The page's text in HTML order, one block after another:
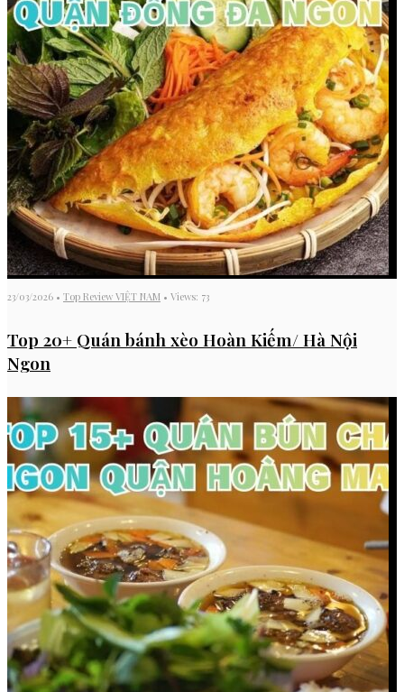
23/03/2026 • Top Review VIỆT NAM • Views: 73
Top 20+ Quán bánh xèo Hoàn Kiếm/ Hà Nội
Ngon